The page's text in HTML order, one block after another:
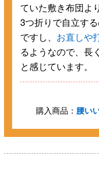
ていた敷き布団よ
3つ折りで自立す
ですし、 お直しや
るようなので、長
と感じています。
購入商品： 腰い